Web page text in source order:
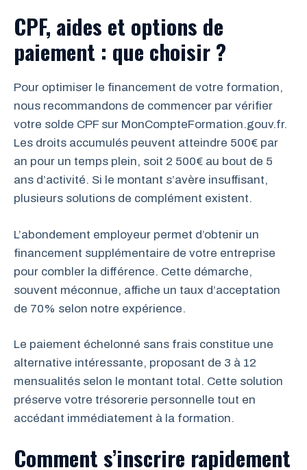
CPF, aides et options de
paiement : que choisir ?
Pour optimiser le financement de votre formation,
nous recommandons de commencer par vérifier
votre solde CPF sur MonCompteFormation.gouv.fr.
Les droits accumulés peuvent atteindre 500€ par
an pour un temps plein, soit 2 500€ au bout de 5
ans d’activité. Si le montant s’avère insuffisant,
plusieurs solutions de complément existent.
L’abondement employeur permet d’obtenir un
financement supplémentaire de votre entreprise
pour combler la différence. Cette démarche,
souvent méconnue, affiche un taux d’acceptation
de 70% selon notre expérience.
Le paiement échelonné sans frais constitue une
alternative intéressante, proposant de 3 à 12
mensualités selon le montant total. Cette solution
préserve votre trésorerie personnelle tout en
accédant immédiatement à la formation.
Comment s’inscrire rapidement